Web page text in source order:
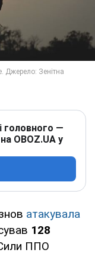
головного —
OBOZ.UA у
атакувала
128
ППО